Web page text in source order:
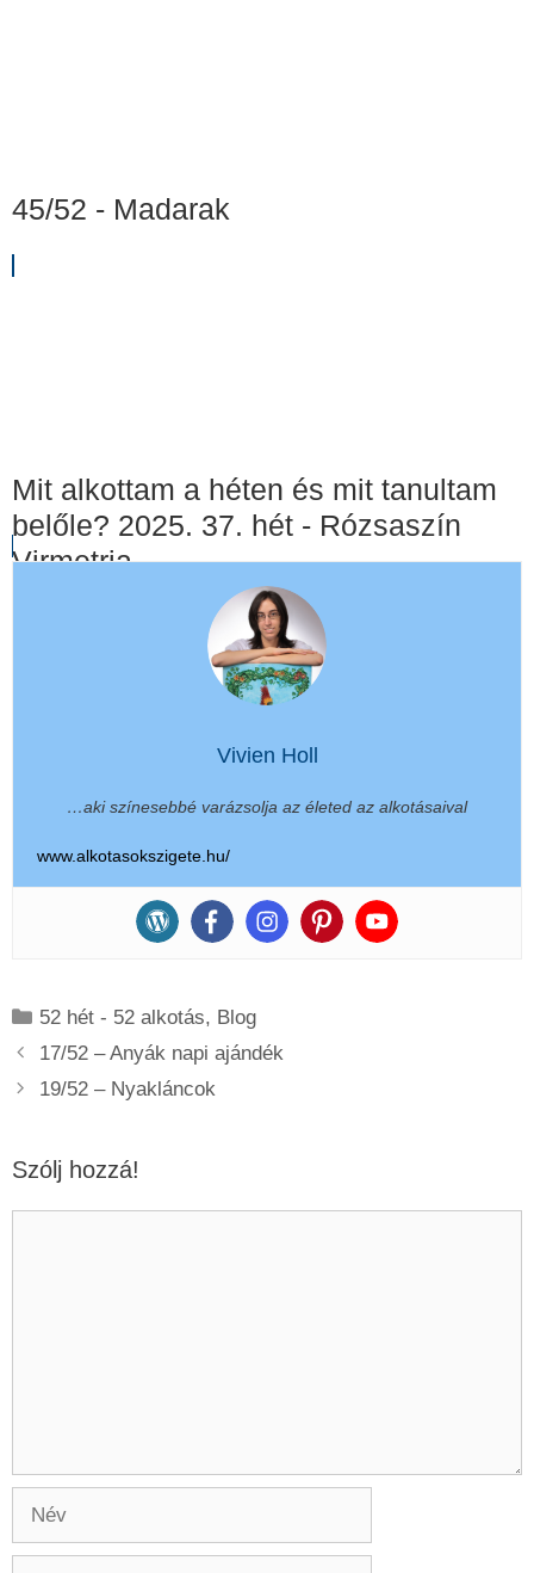
45/52 - Madarak
Mit alkottam a héten és mit tanultam
belőle? 2025. 37. hét - Rózsaszín
Virmetria
Vivien Holl
…aki színesebbé varázsolja az életed az alkotásaival
www.alkotasokszigete.hu/
Kategória
52 hét - 52 alkotás, Blog
17/52 – Anyák napi ajándék
19/52 – Nyakláncok
Szólj hozzá!